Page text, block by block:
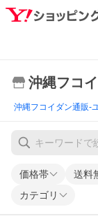
沖縄フコ
沖縄フコイダン通販-
価格帯 送料
カテゴリ